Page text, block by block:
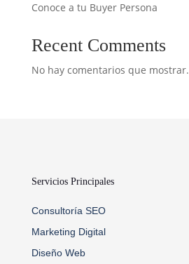
Conoce a tu Buyer Persona
Recent Comments
No hay comentarios que mostrar.
Servicios Principales
Consultoría SEO
Marketing Digital
Diseño Web